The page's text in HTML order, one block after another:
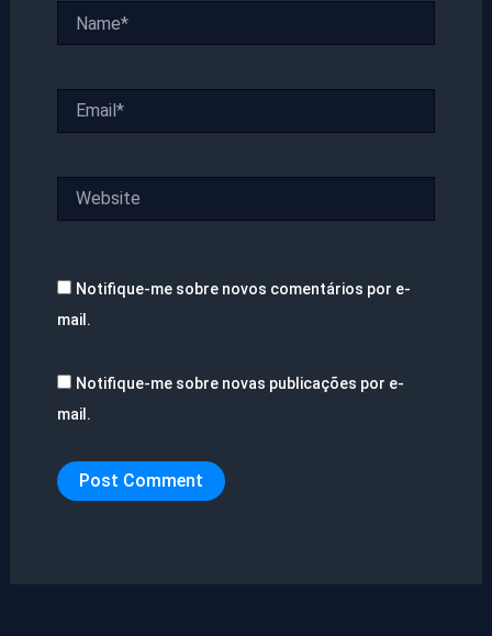
Notifique-me sobre novos comentários por e-
mail.
Notifique-me sobre novas publicações por e-
mail.